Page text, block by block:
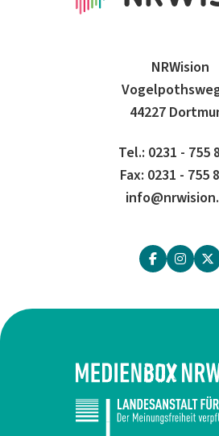
NRWision
44227
Tel.: 0231 - 755
Fax: 0231 - 755